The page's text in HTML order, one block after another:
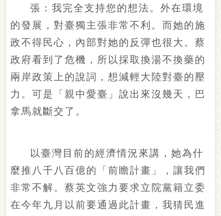
張：我完全支持您的想法。外在環境
的發展，對臺獨主張非常不利。而她的施
政不得民心，內部對她的反彈也很大。蔡
政府看到了危機，所以採取換湯不換藥的
兩岸政策上的說詞，想減輕大陸對臺的壓
力。可是「親中愛臺」說出來沒幾天，巴
拿馬就斷交了。
以臺灣目前的經濟情況來講，她為什
麼推八千八百億的「前瞻計畫」，讓我們
非常不解。蔡英文強力要求立院黨籍立委
在今年九月以前要通過此計畫，我猜民進